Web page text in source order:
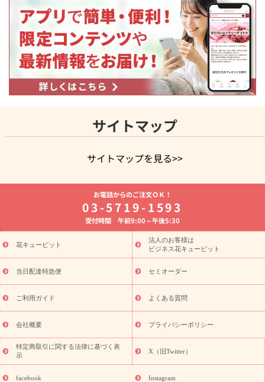
サイトマップ
サイトマップを見る>>
よく贈られる花
お祝いの花特集
誕生日フラワーギフト特集
8月の誕生花(トルコキキョウ)
開店・開業祝い
お供え・お悔やみ お供え・お悔やみの花
通夜・葬儀に贈る花 胡蝶蘭・花鉢
ーブドフラワー
季節のイベント
ひまわり ギフト・プレゼント
特集
お盆 花（新盆・初盆） 季節のイベント
お盆 花（新
盆・初盆）
お盆 花（新盆・初盆）
お盆・お供え 花とセットギ
フト
お盆・お供え プリザーブドフラワー
ひまわり ギフト・プ
レゼント特集
夏の花贈り・お中元・暑中見舞い 花のギフト特集
敬老の日におくる花ギフト・プレゼント特集
花ギフト・プレゼント特集
敬老の日 花のおすすめランキング
敬
老の日 花鉢植えのギフト・プレゼント特集
敬老の日 花とセットギ
フト・プレゼント特集
敬老の日の花 全てのギフト一覧
キャン
ペーン
映画『ウォーターガーディアンズ』コラボキャンペーン
「きょう誕生日なんです」キャンペーン
誕生日の花を探す
誕生日フラワーギフト 誕生日フラワーギフト特集
お電話からのご注文ＯＫ！
03-5719-1593
受付時間 午前9:00～午後5:30
花キューピット
法人のお客様は
ビジネス花キューピット
当日配達特急便 セミオーダー
ご利用ガイド よくある質問
会社概要 プライバシーポリシー
特定商取引に関する法律に基づく表
示
X（旧Twitter）
facebook Instagram